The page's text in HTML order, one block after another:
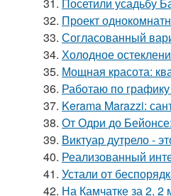
32. Проект
33. Согласованный
34. Холодное
35. Мощная красота:
36. Работаю по
37. Kerama Marazzi:
38. От Одри до
39. Виктуар дутрело -
40. Реализованный
41. Устали от
42. На Камчатке за 2, 2